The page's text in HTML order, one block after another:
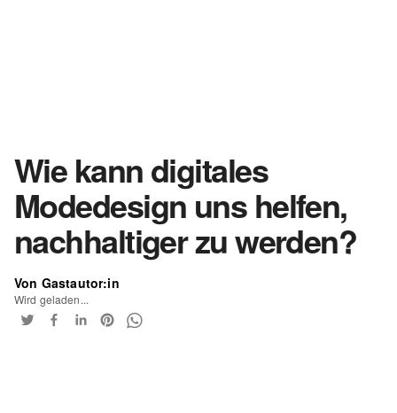
Wie kann digitales
Modedesign uns helfen,
nachhaltiger zu werden?
Von Gastautor:in
Wird geladen...